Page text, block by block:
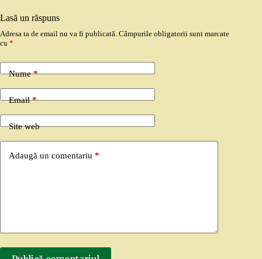
Lasă un răspuns
Adresa ta de email nu va fi publicată. Câmpurile obligatorii sunt marcate
cu *
Nume*
Email*
Site web
Adaugă un comentariu *